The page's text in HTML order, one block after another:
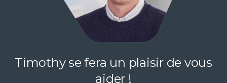
Timothy se fera un plaisir de vous
aider !